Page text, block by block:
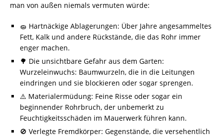
man von außen niemals vermuten würde:
🧽 Hartnäckige Ablagerungen: Über Jahre angesammeltes
Fett, Kalk und andere Rückstände, die das Rohr immer
enger machen.
🌳 Die unsichtbare Gefahr aus dem Garten:
Wurzeleinwuchs: Baumwurzeln, die in die Leitungen
eindringen und sie blockieren oder sogar sprengen.
⚠️ Materialermüdung: Feine Risse oder sogar ein
beginnender Rohrbruch, der unbemerkt zu
Feuchtigkeitsschäden im Mauerwerk führen kann.
🚫 Verlegte Fremdkörper: Gegenstände, die versehentlich